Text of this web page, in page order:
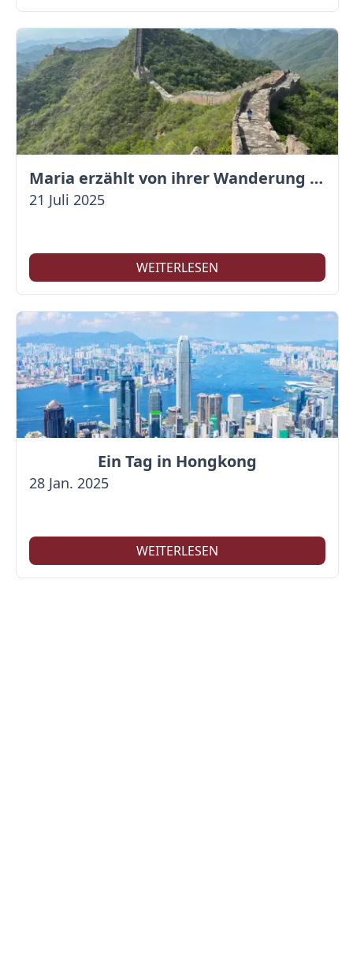
Maria erzählt von ihrer Wanderung auf der Großen Mauer
21 Juli 2025
WEITERLESEN
Ein Tag in Hongkong
28 Jan. 2025
WEITERLESEN